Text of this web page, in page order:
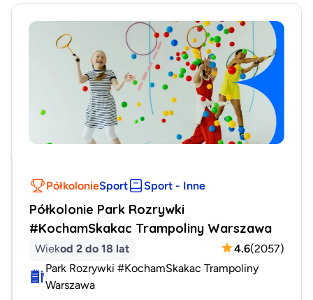
PółkolonieSport Sport - Inne
Półkolonie Park Rozrywki
#KochamSkakac Trampoliny Warszawa
Wiekod 2 do 18 lat 4.6(2057)
Park Rozrywki #KochamSkakac Trampoliny
Warszawa